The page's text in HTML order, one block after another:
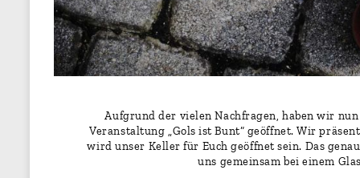
Aufgrund der vielen Nachfragen, haben wir
Veranstaltung „Gols ist Bunt“ geöffnet. Wir
wird unser Keller für Euch geöffnet sein. Das
uns gemeinsam bei einem